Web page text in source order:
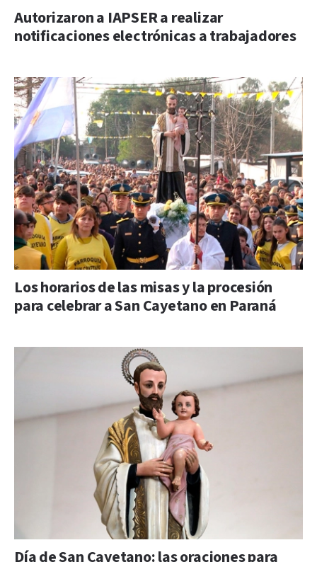
Autorizaron a IAPSER a realizar
notificaciones electrónicas a trabajadores
Los horarios de las misas y la procesión
para celebrar a San Cayetano en Paraná
Día de San Cayetano: las oraciones para